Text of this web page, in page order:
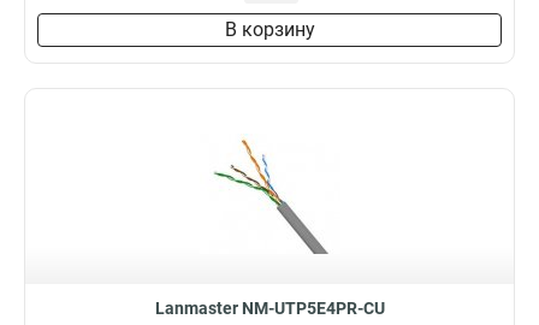
В корзину
Lanmaster NM-UTP5E4PR-CU